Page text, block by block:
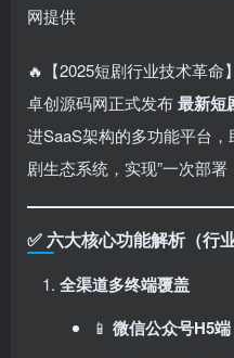
网提供
🔥【2025短剧行业技术革命
卓创源码网正式发布 ​最新短
进SaaS架构的多功能平台
剧生态系统，实现”一次部署
✅ 六大核心功能解析（行
全渠道多终端覆盖
📱 ​ 微信公众号H5端